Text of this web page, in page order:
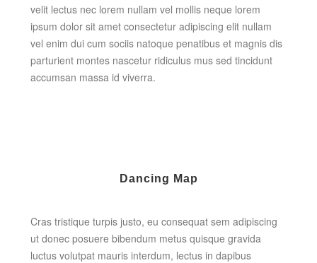
velit lectus nec lorem nullam vel mollis neque lorem
ipsum dolor sit amet consectetur adipiscing elit nullam
vel enim dui cum sociis natoque penatibus et magnis dis
parturient montes nascetur ridiculus mus sed tincidunt
accumsan massa id viverra.
Dancing Map
Cras tristique turpis justo, eu consequat sem adipiscing
ut donec posuere bibendum metus quisque gravida
luctus volutpat mauris interdum, lectus in dapibus